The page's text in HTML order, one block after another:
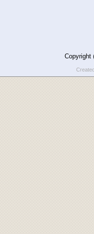
Copyright